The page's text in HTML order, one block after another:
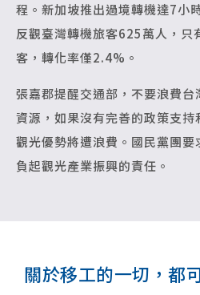
程。新加坡推出過境轉機達7小
反觀臺灣轉機旅客625萬人，只
客，轉化率僅2.4%。
張嘉郡提醒交通部，不要浪費
資源，如果沒有完善的政策支
觀光優勢將遭浪費。國民黨團
負起觀光產業振興的責任。
關於移工的一切，都